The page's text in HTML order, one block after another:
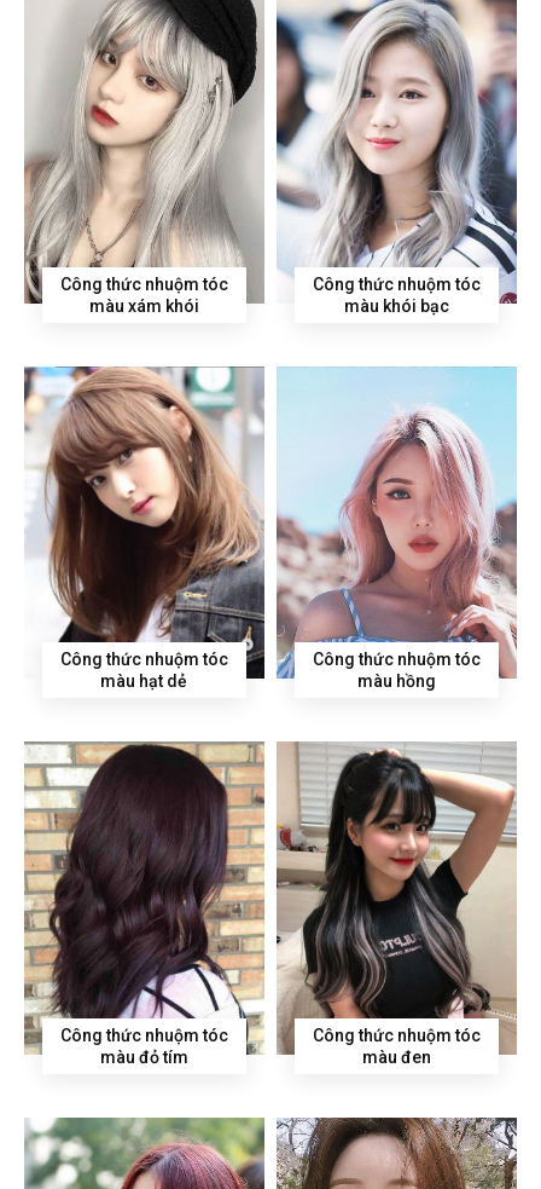
Công thức nhuộm tóc
màu xám khói
Công thức nhuộm tóc
màu khói bạc
Công thức nhuộm tóc
màu hạt dẻ
Công thức nhuộm tóc
màu hồng
Công thức nhuộm tóc
màu đỏ tím
Công thức nhuộm tóc
màu đen